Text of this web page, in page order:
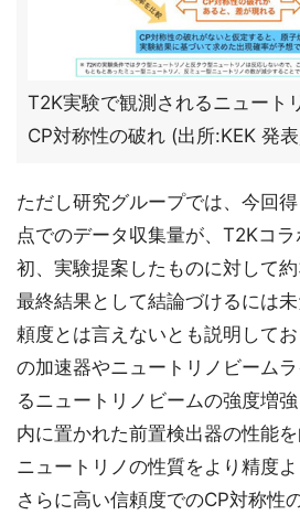
T2K実験で観測されるニュート
CP対称性の破れ (出所:KEK 発
ただし研究グループでは、今回
点でのデータ収集量が、T2Kコ
初、実験提案したものに対して
最終結果として結論づけるには
頼度とは言えないとも説明して
の加速器やニュートリノビーム
るニュートリノビームの強度増
内に置かれた前置検出器の性能
ニュートリノの性質をより精度よ
さらに高い信頼度でのCP対称性